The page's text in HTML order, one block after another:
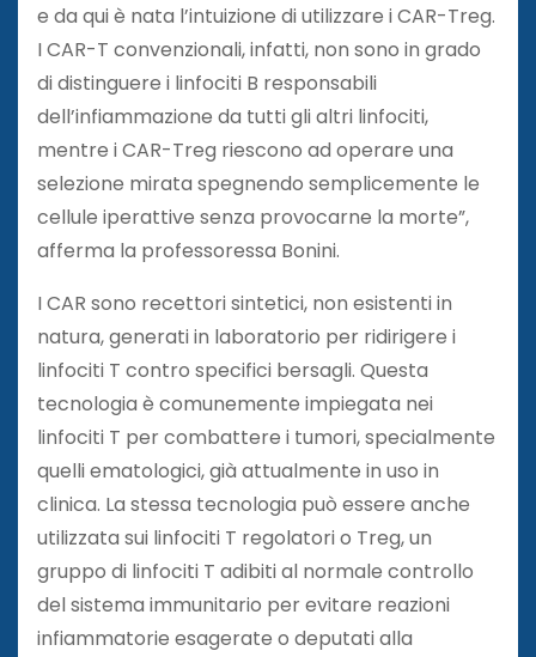
e da qui è nata l’intuizione di utilizzare i CAR-Treg.
I CAR-T convenzionali, infatti, non sono in grado
di distinguere i linfociti B responsabili
dell’infiammazione da tutti gli altri linfociti,
mentre i CAR-Treg riescono ad operare una
selezione mirata spegnendo semplicemente le
cellule iperattive senza provocarne la morte”,
afferma la professoressa Bonini.
I CAR sono recettori sintetici, non esistenti in
natura, generati in laboratorio per ridirigere i
linfociti T contro specifici bersagli. Questa
tecnologia è comunemente impiegata nei
linfociti T per combattere i tumori, specialmente
quelli ematologici, già attualmente in uso in
clinica. La stessa tecnologia può essere anche
utilizzata sui linfociti T regolatori o Treg, un
gruppo di linfociti T adibiti al normale controllo
del sistema immunitario per evitare reazioni
infiammatorie esagerate o deputati alla